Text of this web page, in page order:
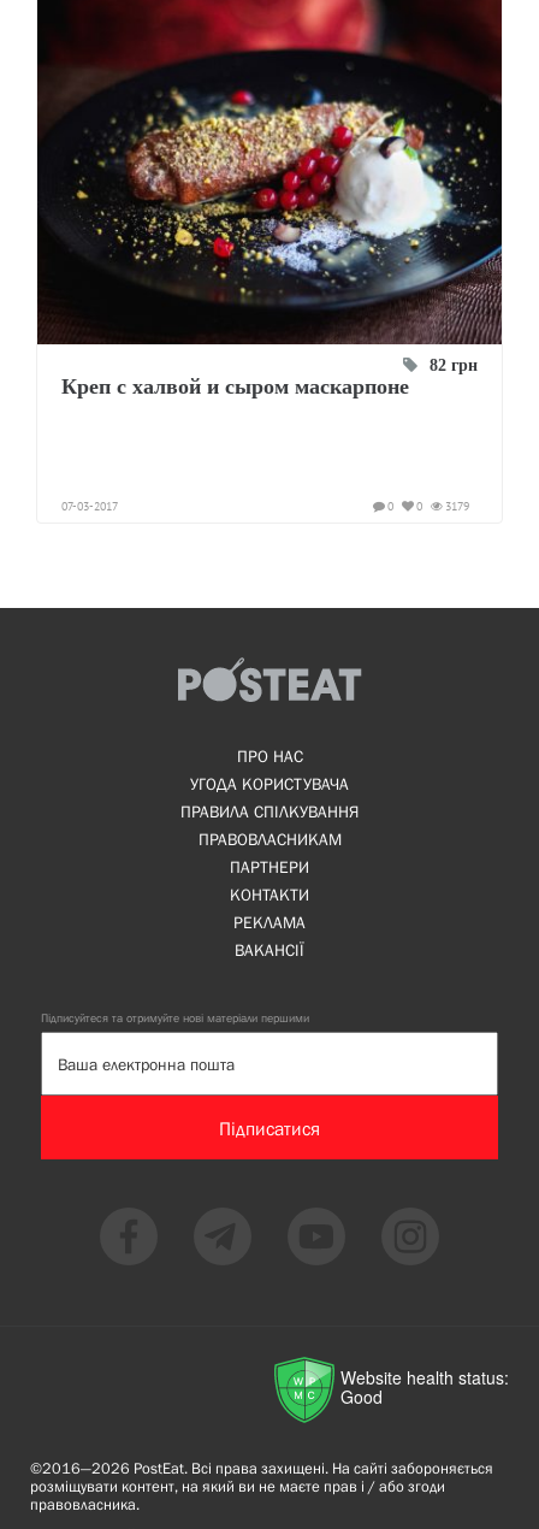
82 грн
Креп с халвой и сыром маскарпоне
07-03-2017 3179
0
0
ПРО НАС
УГОДА КОРИСТУВАЧА
ПРАВИЛА СПІЛКУВАННЯ
ПРАВОВЛАСНИКАМ
ПАРТНЕРИ
КОНТАКТИ
РЕКЛАМА
ВАКАНСІЇ
Підписуйтеся та отримуйте нові матеріали першими
Підписатися
Website health status:
Good
©2016—2026 PostEat. Всі права захищені. На сайті забороняється
розміщувати контент, на який ви не маєте прав і / або згоди
правовласника.